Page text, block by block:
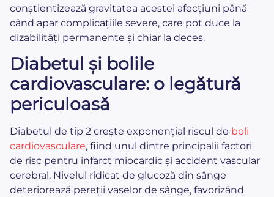
conștientizează gravitatea acestei afecțiuni până
când apar complicațiile severe, care pot duce la
dizabilități permanente și chiar la deces.
Diabetul și bolile
cardiovasculare: o legătură
periculoasă
Diabetul de tip 2 crește exponențial riscul de boli
cardiovasculare, fiind unul dintre principalii factori
de risc pentru infarct miocardic și accident vascular
cerebral. Nivelul ridicat de glucoză din sânge
deteriorează pereții vaselor de sânge, favorizând